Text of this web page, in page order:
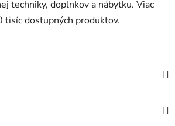
techniky, doplnkov a nábytku. Viac
tisíc dostupných produktov.